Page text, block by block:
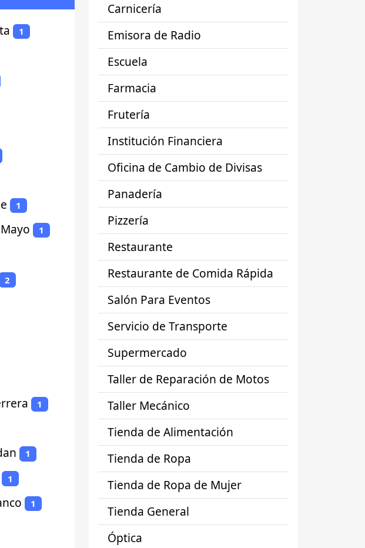
1
1
1
2
1
1
1
1
Carnicería
Emisora de Radio
Escuela
Farmacia
Frutería
Institución Financiera
Oficina de Cambio de Divisas
Panadería
Pizzería
Restaurante
Restaurante de Comida Rápida
Salón Para Eventos
Servicio de Transporte
Supermercado
Taller de Reparación de Motos
Taller Mecánico
Tienda de Alimentación
Tienda de Ropa
Tienda de Ropa de Mujer
Tienda General
Óptica